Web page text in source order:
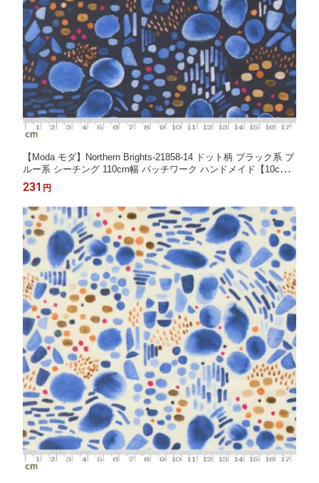
【Moda モダ】Northern Brights-21858-14 ドット柄 ブラック系 ブ
ルー系 シーチング 110cm幅 パッチワーク ハンドメイド【10cm
単位販売】 (3A-09-1)
231 円